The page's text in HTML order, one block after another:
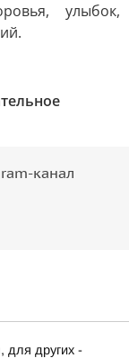
улыбок,
канал
для других -